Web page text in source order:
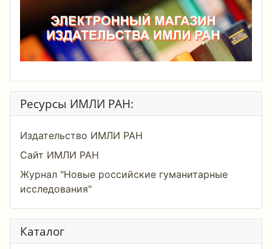
Ресурсы ИМЛИ РАН:
Издательство ИМЛИ РАН
Сайт ИМЛИ РАН
Журнал "Новые российские гуманитарные
исследования"
Каталог